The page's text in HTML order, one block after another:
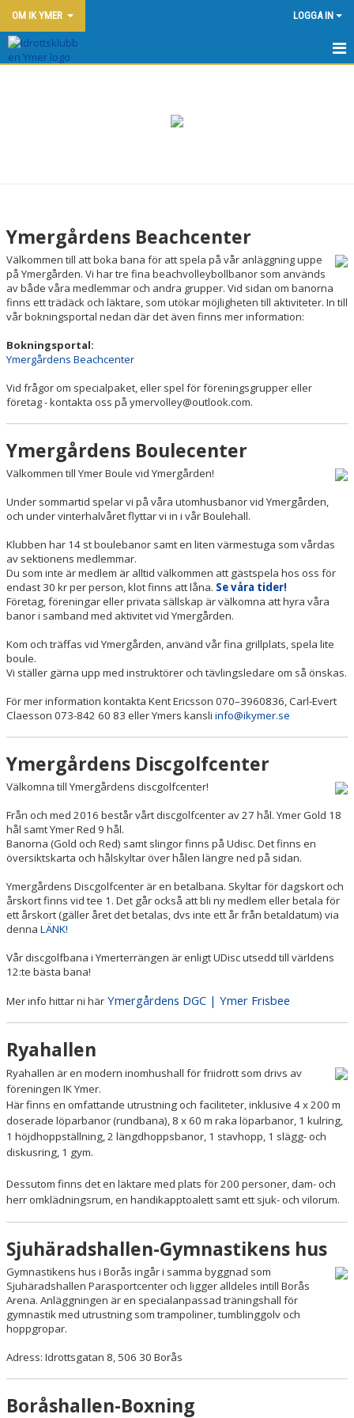
OM IK YMER LOGGA IN
YMERGÅRDEN
KONFERENS PÅ YMERGÅRDEN
VÅRA ANLÄGGNINGAR
YMERGÅRDENS BEACHCENTER
YMERGÅRDENS BOULECENTER
YMERGÅRDENS DISCGOLFCENTER
RYAHALLEN
SJUHÄRADSHALLEN-GYMNASTIKENS HUS
ARRANGEMANG
BLODOMLOPPET BORÅS
Ymergårdens Beachcenter
Välkommen till att boka bana för att spela på vår anläggning uppe
på Ymergården. Vi har tre fina beachvolleybollbanor som används
av både våra medlemmar och andra grupper. Vid sidan om banorna
finns ett trädäck och läktare, som utökar möjligheten till aktiviteter. In till
vår bokningsportal nedan där det även finns mer information:
Bokningsportal:
Ymergårdens Beachcenter
Vid frågor om specialpaket, eller spel för föreningsgrupper eller
företag - kontakta oss på ymervolley@outlook.com.
Ymergårdens Boulecenter
Välkommen till Ymer Boule vid Ymergården!
Under sommartid spelar vi på våra utomhusbanor vid Ymergården,
och under vinterhalvåret flyttar vi in i vår Boulehall.
Klubben har 14 st boulebanor samt en liten värmestuga som vårdas
av sektionens medlemmar.
Du som inte är medlem är alltid välkommen att gästspela hos oss för
endast 30 kr per person, klot finns att låna. Se våra tider!
Företag, föreningar eller privata sällskap är välkomna att hyra våra
banor i samband med aktivitet vid Ymergården.
Kom och träffas vid Ymergården, använd vår fina grillplats, spela lite
boule.
Vi ställer gärna upp med instruktörer och tävlingsledare om så önskas.
För mer information kontakta Kent Ericsson 070–3960836, Carl-Evert
Claesson 073-842 60 83 eller Ymers kansli info@ikymer.se
Ymergårdens Discgolfcenter
Välkomna till Ymergårdens discgolfcenter!
Från och med 2016 består vårt discgolfcenter av 27 hål. Ymer Gold 18
hål samt Ymer Red 9 hål.
Banorna (Gold och Red) samt slingor finns på Udisc. Det finns en
översiktskarta och hålskyltar över hålen längre ned på sidan.
Ymergårdens Discgolfcenter är en betalbana. Skyltar för dagskort och
årskort finns vid tee 1. Det går också att bli ny medlem eller betala för
ett årskort (gäller året det betalas, dvs inte ett år från betaldatum) via
denna LÄNK!
Vår discgolfbana i Ymerterrängen är enligt UDisc utsedd till världens
12:te bästa bana!
Mer info hittar ni här Ymergårdens DGC | Ymer Frisbee
Ryahallen
Ryahallen är en modern inomhushall för friidrott som drivs av
föreningen IK Ymer.
Här finns en omfattande utrustning och faciliteter, inklusive 4 x 200 m
doserade löparbanor (rundbana), 8 x 60 m raka löparbanor, 1 kulring,
1 höjdhoppställning, 2 längdhoppsbanor, 1 stavhopp, 1 slägg- och
diskusring, 1 gym.
Dessutom finns det en läktare med plats för 200 personer, dam- och
herr omklädningsrum, en handikapptoalett samt ett sjuk- och vilorum.
Sjuhäradshallen-Gymnastikens hus
Gymnastikens hus i Borås ingår i samma byggnad som
Sjuhäradshallen Parasportcenter och ligger alldeles intill Borås
Arena. Anläggningen är en specialanpassad träningshall för
gymnastik med utrustning som trampoliner, tumblinggolv och
hoppgropar.
Adress: Idrottsgatan 8, 506 30 Borås
Boråshallen-Boxning